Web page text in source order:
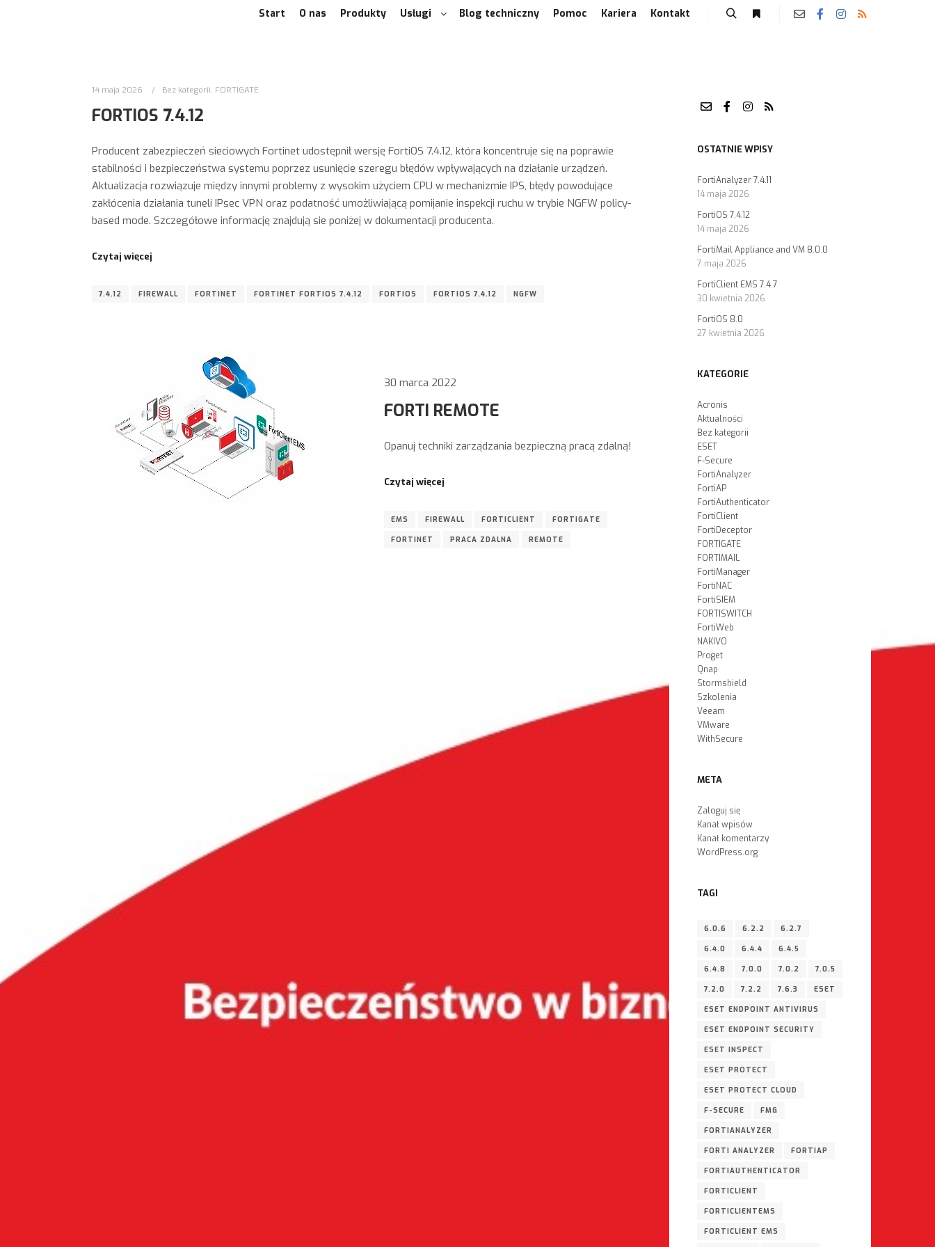
Start O nas Produkty Usługi Blog techniczny Pomoc Kariera Kontakt
14 maja 2026 Bez kategorii, FORTIGATE
FORTIOS 7.4.12
Producent zabezpieczeń sieciowych Fortinet udostępnił wersję FortiOS 7.4.12, która koncentruje się na poprawie
stabilności i bezpieczeństwa systemu poprzez usunięcie szeregu błędów wpływających na działanie urządzeń.
Aktualizacja rozwiązuje między innymi problemy z wysokim użyciem CPU w mechanizmie IPS, błędy powodujące
zakłócenia działania tuneli IPsec VPN oraz podatność umożliwiającą pomijanie inspekcji ruchu w trybie NGFW policy-
based mode. Szczegółowe informację znajdują sie poniżej w dokumentacji producenta.
Czytaj więcej
7.4.12 FIREWALL FORTINET FORTINET FORTIOS 7.4.12 FORTIOS FORTIOS 7.4.12 NGFW
30 marca 2022
FORTI REMOTE
Opanuj techniki zarządzania bezpieczną pracą zdalną!
Czytaj więcej
EMS FIREWALL FORTICLIENT FORTIGATE
FORTINET PRACA ZDALNA REMOTE
OSTATNIE WPISY
FortiAnalyzer 7.4.11
14 maja 2026
FortiOS 7.4.12
14 maja 2026
FortiMail Appliance and VM 8.0.0
7 maja 2026
FortiClient EMS 7.4.7
30 kwietnia 2026
FortiOS 8.0
27 kwietnia 2026
KATEGORIE
Acronis
Aktualności
Bez kategorii
ESET
F-Secure
FortiAnalyzer
FortiAP
FortiAuthenticator
FortiClient
FortiDeceptor
FORTIGATE
FORTIMAIL
FortiManager
FortiNAC
FortiSIEM
FORTISWITCH
FortiWeb
NAKIVO
Proget
Qnap
Stormshield
Szkolenia
Veeam
VMware
WithSecure
META
Zaloguj się
Kanał wpisów
Kanał komentarzy
WordPress.org
TAGI
6.0.6 6.2.2 6.2.7
6.4.0 6.4.4 6.4.5
6.4.8 7.0.0 7.0.2 7.0.5
7.2.0 7.2.2 7.6.3 ESET
ESET ENDPOINT ANTIVIRUS
ESET ENDPOINT SECURITY
ESET INSPECT
ESET PROTECT
ESET PROTECT CLOUD
F-SECURE FMG
FORTIANALYZER
FORTI ANALYZER FORTIAP
FORTIAUTHENTICATOR
FORTICLIENT
FORTICLIENTEMS
FORTICLIENT EMS